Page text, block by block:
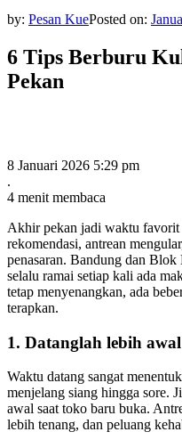
by: Pesan KuePosted on:
6 Tips Berburu
Pekan
8 Januari 2026 5:29 pm
.
4 menit membaca
Akhir pekan jadi waktu
rekomendasi, antrean
penasaran. Bandung dan
selalu ramai setiap kali ada
tetap menyenangkan, ada
terapkan.
1. Datanglah lebih
Waktu datang sangat
menjelang siang hingga sore.
awal saat toko baru buka.
lebih tenang, dan peluang